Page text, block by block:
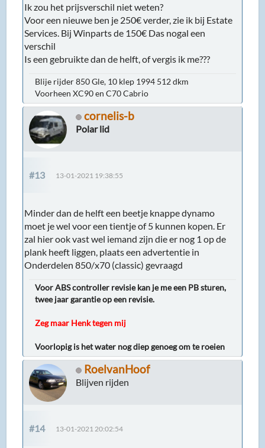
Ik zou het prijsverschil niet weten?
Voor een nieuwe ben je 250€ verder, zie ik bij Estate
Services. Bij Winparts de 150€ Das nogal een
verschil
Is een gebruikte dan de helft, of vergis ik me???
Blije rijder 850 Gle, 10 klep 1994 512 dkm
Voorheen XC90 en C70 Cabrio
cornelis-b
Polar lid
#13 13-01-2021 19:38:55
Minder dan de helft een beetje knappe dynamo
moet je wel voor een tientje of 5 kunnen kopen. Er
zal hier ook vast wel iemand zijn die er nog 1 op de
plank heeft liggen, plaats een advertentie in
Onderdelen 850/x70 (classic) gevraagd
Voor ABS controller revisie kan je me een PB sturen,
twee jaar garantie op een revisie.
Zeg maar Henk tegen mij
Voorlopig is het water nog diep genoeg om te roeien
RoelvanHoof
Blijven rijden
#14 13-01-2021 20:02:54